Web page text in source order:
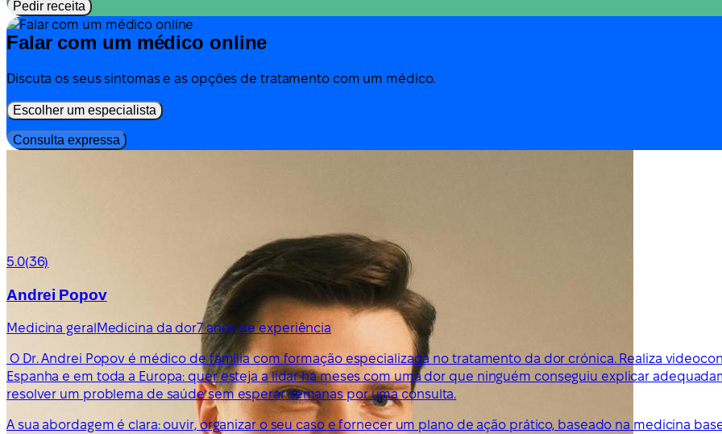
Pedir receita
Falar com um médico online
Discuta os seus sintomas e as opções de tratamento com um médico.
Escolher um especialista
Consulta expressa
5.0(36)
Andrei Popov
Medicina geralMedicina da dor7 anos de experiência
O Dr. Andrei Popov é médico de família com formação especializada no tratamento da dor crónica. Realiza
Espanha e em toda a Europa: quer esteja a lidar há meses com uma dor que ninguém conseguiu explicar
resolver um problema de saúde sem esperar semanas por uma consulta.
A sua abordagem é clara: ouvir, organizar o seu caso e fornecer um plano de ação prático, baseado na medicina